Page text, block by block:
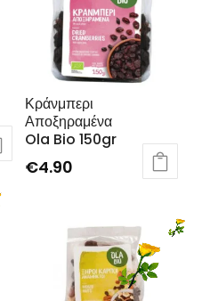
Κράνμπερι
Αποξηραμένα
Ola Bio 150gr
€4.90